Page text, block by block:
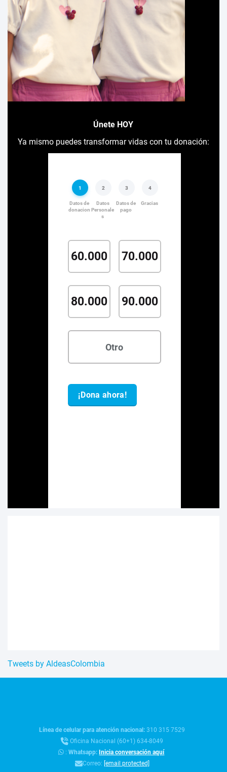
Únete HOY
Ya mismo puedes transformar vidas con tu donación:
Tweets by AldeasColombia
Línea de celular para atención nacional:310 315 7529
Oficina Nacional (60+1) 634-8049
:Whatsapp: Inicia conversación aquí
Correo: [email protected]